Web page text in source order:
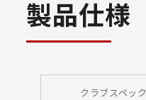
製品仕様
クラブスペック